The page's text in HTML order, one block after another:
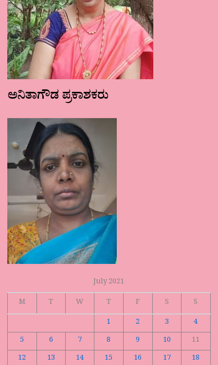
ಅನಿತಾಗೌಡ ಪ್ರಕಾಶಕರು
July 2021
M
T W T F S
S
1
2 3
4
5
6 7 8 9 10
11
12
13 14 15 16 17
18